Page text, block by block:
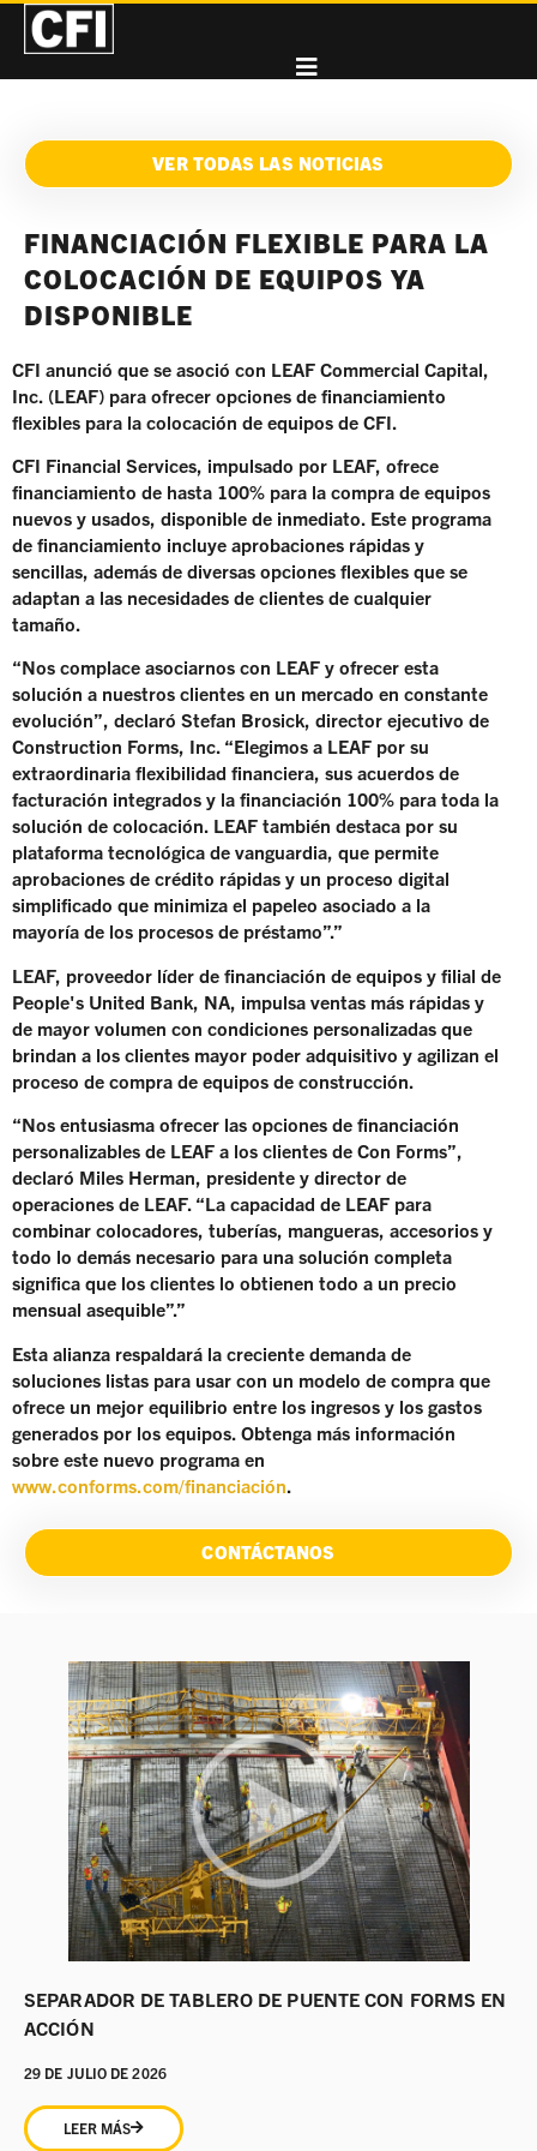
VER TODAS LAS NOTICIAS
FINANCIACIÓN FLEXIBLE PARA LA
COLOCACIÓN DE EQUIPOS YA
DISPONIBLE
CFI anunció que se asoció con LEAF Commercial Capital,
Inc. (LEAF) para ofrecer opciones de financiamiento
flexibles para la colocación de equipos de CFI.
CFI Financial Services, impulsado por LEAF, ofrece
financiamiento de hasta 100% para la compra de equipos
nuevos y usados, disponible de inmediato. Este programa
de financiamiento incluye aprobaciones rápidas y
sencillas, además de diversas opciones flexibles que se
adaptan a las necesidades de clientes de cualquier
tamaño.
“Nos complace asociarnos con LEAF y ofrecer esta
solución a nuestros clientes en un mercado en constante
evolución”, declaró Stefan Brosick, director ejecutivo de
Construction Forms, Inc. “Elegimos a LEAF por su
extraordinaria flexibilidad financiera, sus acuerdos de
facturación integrados y la financiación 100% para toda la
solución de colocación. LEAF también destaca por su
plataforma tecnológica de vanguardia, que permite
aprobaciones de crédito rápidas y un proceso digital
simplificado que minimiza el papeleo asociado a la
mayoría de los procesos de préstamo”.”
LEAF, proveedor líder de financiación de equipos y filial de
People's United Bank, NA, impulsa ventas más rápidas y
de mayor volumen con condiciones personalizadas que
brindan a los clientes mayor poder adquisitivo y agilizan el
proceso de compra de equipos de construcción.
“Nos entusiasma ofrecer las opciones de financiación
personalizables de LEAF a los clientes de Con Forms”,
declaró Miles Herman, presidente y director de
operaciones de LEAF. “La capacidad de LEAF para
combinar colocadores, tuberías, mangueras, accesorios y
todo lo demás necesario para una solución completa
significa que los clientes lo obtienen todo a un precio
mensual asequible”.”
Esta alianza respaldará la creciente demanda de
soluciones listas para usar con un modelo de compra que
ofrece un mejor equilibrio entre los ingresos y los gastos
generados por los equipos. Obtenga más información
sobre este nuevo programa en
www.conforms.com/financiación.
CONTÁCTANOS
SEPARADOR DE TABLERO DE PUENTE CON FORMS EN
ACCIÓN
29 DE JULIO DE 2026
LEER MÁS